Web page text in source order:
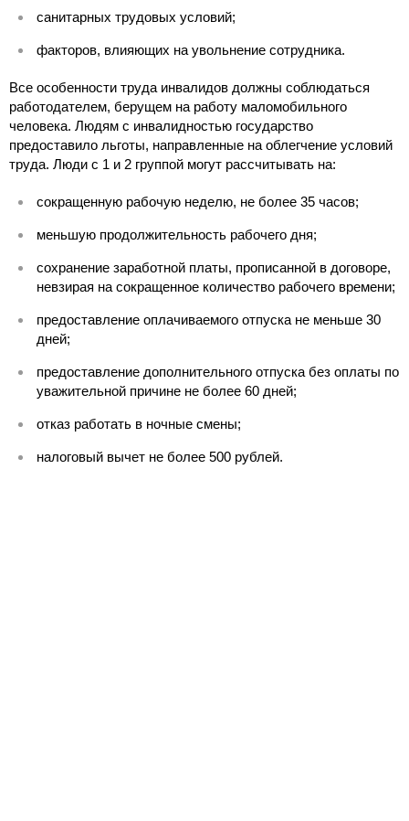
санитарных трудовых условий;
факторов, влияющих на увольнение сотрудника.
Все особенности труда инвалидов должны соблюдаться
работодателем, берущем на работу маломобильного
человека. Людям с инвалидностью государство
предоставило льготы, направленные на облегчение условий
труда. Люди с 1 и 2 группой могут рассчитывать на:
сокращенную рабочую неделю, не более 35 часов;
меньшую продолжительность рабочего дня;
сохранение заработной платы, прописанной в договоре,
невзирая на сокращенное количество рабочего времени;
предоставление оплачиваемого отпуска не меньше 30
дней;
предоставление дополнительного отпуска без оплаты по
уважительной причине не более 60 дней;
отказ работать в ночные смены;
налоговый вычет не более 500 рублей.